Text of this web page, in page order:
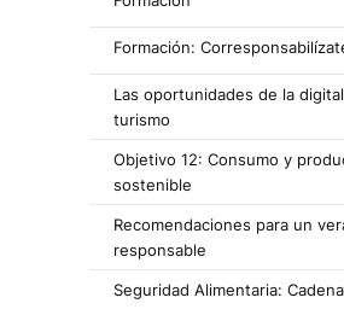
Formación:
Las oportunidades de la
turismo
Objetivo 12: Consumo y
sostenible
Recomendaciones para un
responsable
Seguridad Alimentaria: